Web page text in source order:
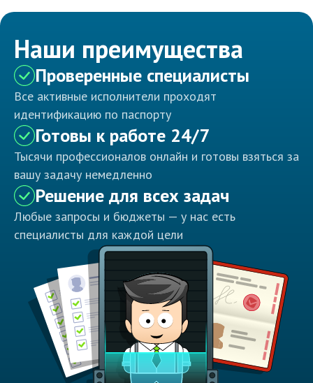
Наши преимущества
Проверенные специалисты
Все активные исполнители проходят
идентификацию по паспорту
Готовы к работе 24/7
Тысячи профессионалов онлайн и готовы взяться за
вашу задачу немедленно
Решение для всех задач
Любые запросы и бюджеты — у нас есть
специалисты для каждой цели